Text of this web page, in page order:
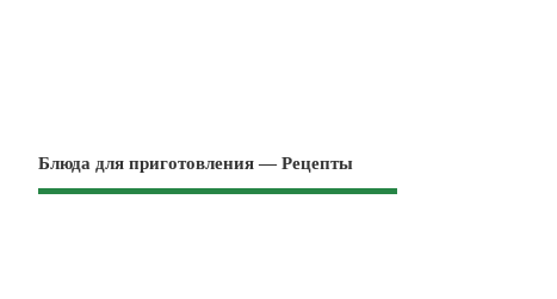
Блюда для приготовления — Рецепты